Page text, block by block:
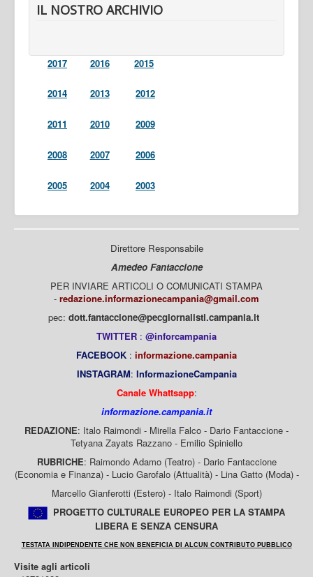
IL NOSTRO ARCHIVIO
2017 2016 2015
2014 2013 2012
2011 2010 2009
2008 2007 2006
2005 2004 2003
Direttore Responsabile
Amedeo Fantaccione
PER INVIARE ARTICOLI O COMUNICATI STAMPA
- redazione.informazionecampania@gmail.com
pec: dott.fantaccione@pecgiornalisti.campania.it
TWITTER : @inforcampania
FACEBOOK : informazione.campania
INSTAGRAM: InformazioneCampania
Canale Whattsapp:
informazione.campania.it
REDAZIONE: Italo Raimondi - Mirella Falco - Dario Fantaccione -
Tetyana Zayats Razzano - Emilio Spiniello
RUBRICHE: Raimondo Adamo (Teatro) - Dario Fantaccione
(Economia e Finanza) - Lucio Garofalo (Attualità) - Lina Gatto (Moda) -
Marcello Gianferotti (Estero) - Italo Raimondi (Sport)
PROGETTO CULTURALE EUROPEO PER LA STAMPA
LIBERA E SENZA CENSURA
TESTATA INDIPENDENTE CHE NON BENEFICIA DI ALCUN CONTRIBUTO PUBBLICO
Visite agli articoli